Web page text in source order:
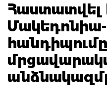
Հաստատվել